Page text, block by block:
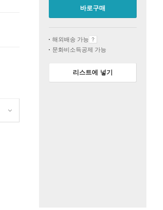
바로구매
해외배송 가능
문화비소득공제 가능
리스트에 넣기